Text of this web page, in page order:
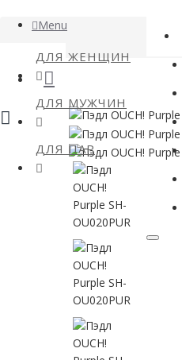
Menu
ДЛЯ ЖЕНЩИН
ДЛЯ МУЖЧИН
ДЛЯ ПАР